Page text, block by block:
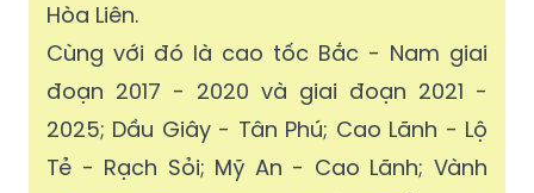
- Bảo Lộc - Liên Khương; Cao Lãnh - An
Hữu; Yên Bái - Lào Cai; Cam Lộ - La Sơn -
Hòa Liên.
Cùng với đó là cao tốc Bắc - Nam giai
đoạn 2017 - 2020 và giai đoạn 2021 -